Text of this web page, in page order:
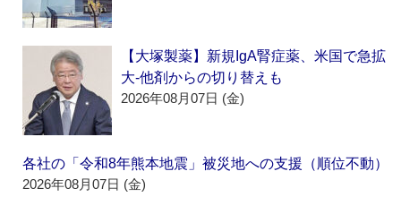
【大塚製薬】新規IgA腎症薬、米国で急拡
大‐他剤からの切り替えも
2026年08月07日 (金)
各社の「令和8年熊本地震」被災地への支援（順位不動）
2026年08月07日 (金)